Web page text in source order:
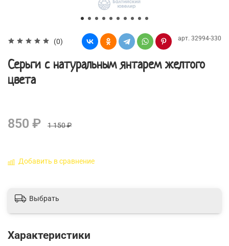
(0) арт. 32994-330
Серьги с натуральным янтарем желтого
цвета
850 ₽ 1 150 ₽
Добавить в сравнение
Выбрать
Характеристики